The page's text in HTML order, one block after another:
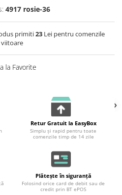
4917 rosie-36
primiti23Lei pentru comenzile
viitoare
la Favorite
Retur Gratuit la EasyBox
Simplu și rapid pentru toate
comenzile timp de 14 zile
Plătește în siguranță
Folosind orice card de debit sau de
credit prin BT ePOS